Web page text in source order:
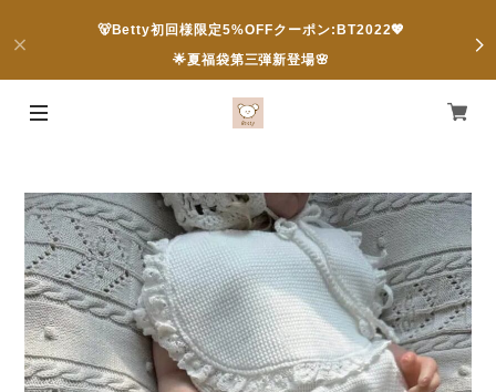
🐻Betty初回様限定5%OFFクーポン:BT2022💖
🌟夏福袋第三弾新登場🌸